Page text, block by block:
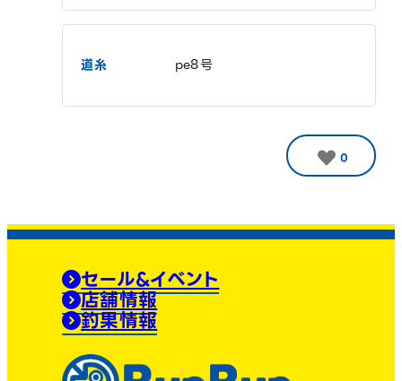
道糸 pe8号
0
セール&イベント
店舗情報
釣果情報